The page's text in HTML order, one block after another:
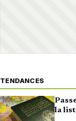
TENDANCES
la